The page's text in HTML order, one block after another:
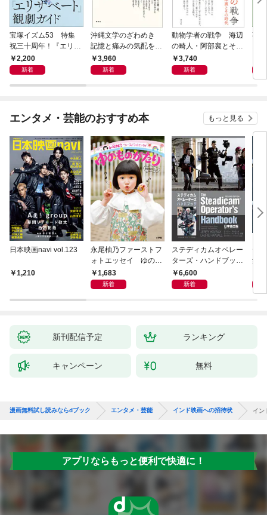
宝塚イズム53 特集
祝三十周年！『エリザ
ベート』観劇ガイド
2,200
新着
沖縄文学のざわめき
記憶と痛みの気配をな
ぞる3,960
新着
動物学者の戦争 海辺
の畸人・阿部襄とその
時代3,740
新着
事
エンタメ・芸能のおすすめ本 もっと見る
日本映画navi vol.123
1,210
永尾柚乃ファーストフ
ォトエッセイ ゆのも
のがたり
1,683
新着
ステディカムオペレー
ターズ・ハンドブック
日本語版 電子版 第２
版
6,600
新着
集
ウ
【
新刊配信予定 ランキング
キャンペーン 無料
漫画無料試し読みならdブック エンタメ・芸能 インド映画への招待状 イン
アプリならもっと便利で快適に！